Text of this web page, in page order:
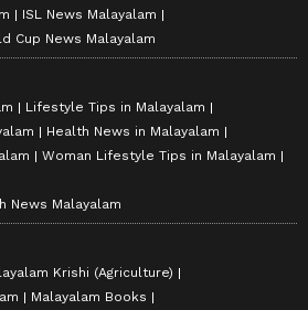
ISL News Malayalam
Cup News Malayalam
Lifestyle Tips in Malayalam
Health News in Malayalam
Woman Lifestyle Tips in Malayalam
News Malayalam
Krishi (Agriculture)
Malayalam Books